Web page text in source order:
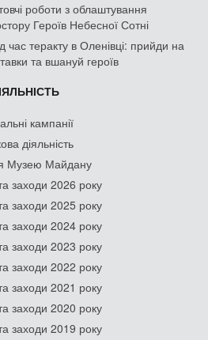
роботи з облаштування
Героїв Небесної Сотні
час теракту в Оленівці: прийди на
та вшануй героїв
кампанії
діяльність
Музею Майдану
заходи 2026 року
заходи 2025 року
заходи 2024 року
заходи 2023 року
заходи 2022 року
заходи 2021 року
заходи 2020 року
заходи 2019 року